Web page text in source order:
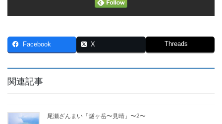
Facebook X Threads
関連記事
尾瀬ざんまい「燧ヶ岳〜見晴」〜2〜